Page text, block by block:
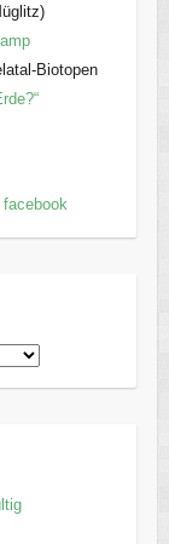
Biotopen
facebook